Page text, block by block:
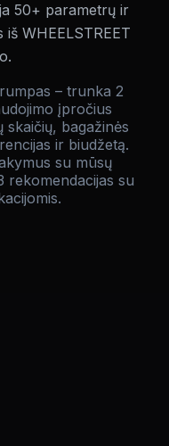
50+ parametrų ir
WHEELSTREET
– trunka 2
įpročius
skaičių, bagažinės
ir biudžetą.
su mūsų
rekomendacijas su